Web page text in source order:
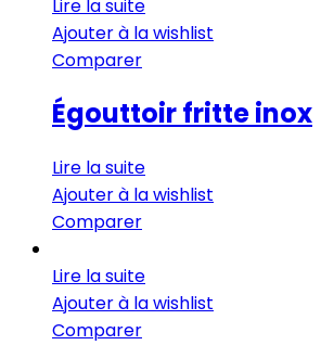
Lire la suite
Ajouter à la wishlist
Comparer
Égouttoir fritte inox
Lire la suite
Ajouter à la wishlist
Comparer
Lire la suite
Ajouter à la wishlist
Comparer